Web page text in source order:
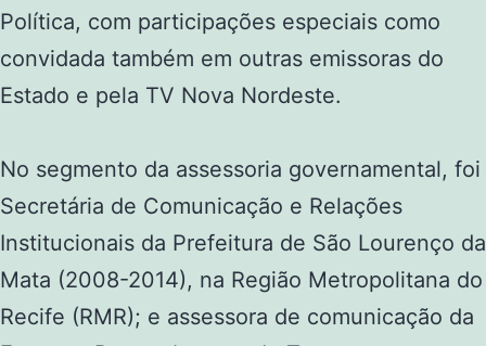
Política, com participações especiais como
convidada também em outras emissoras do
Estado e pela TV Nova Nordeste.
No segmento da assessoria governamental, foi
Secretária de Comunicação e Relações
Institucionais da Prefeitura de São Lourenço da
Mata (2008-2014), na Região Metropolitana do
Recife (RMR); e assessora de comunicação da